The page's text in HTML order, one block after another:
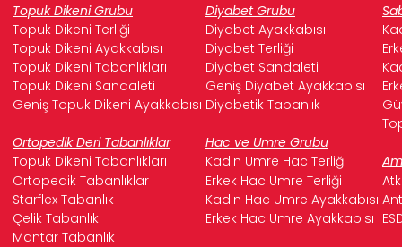
Topuk Dikeni Grubu Diyabet Grubu
Topuk Dikeni Terliği
Diyabet Ayakkabısı
Topuk Dikeni Ayakkabısı
Diyabet Terliği
Topuk Dikeni Tabanlıkları
Diyabet Sandaleti
Topuk Dikeni Sandaleti
Geniş Diyabet Ayakkabısı
Geniş Topuk Dikeni Ayakkabısı Diyabetik Tabanlık
Ortopedik Deri Tabanlıklar
Hac ve Umre Grubu
Topuk Dikeni Tabanlıkları
Kadın Umre Hac Terliği
Ortopedik Tabanlıklar
Erkek Hac Umre Terliği
Starflex Tabanlık
Kadın Hac Umre Ayakkabısı
Çelik Tabanlık
Erkek Hac Umre Ayakkabısı
Mantar Tabanlık